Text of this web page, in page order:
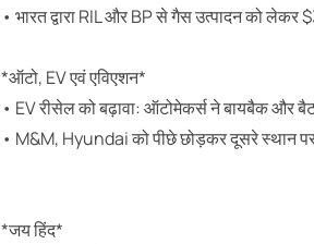
• भारत द्वारा RIL और BP से गैस उत्पादन को लेकर
*ऑटो, EV एवं एविएशन*
• EV रीसेल को बढ़ावा: ऑटोमेकर्स ने बायबैक और
• M&M, Hyundai को पीछे छोड़कर दूसरे स्थान
*जय हिंद*